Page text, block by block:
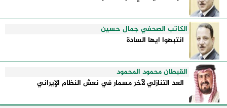
الكاتب الصحفي جمال حسين
انتبهوا ايها السادة
القبطان محمود المحمود
العد التنازلي لآخر مسمار في نعش النظام الإيراني